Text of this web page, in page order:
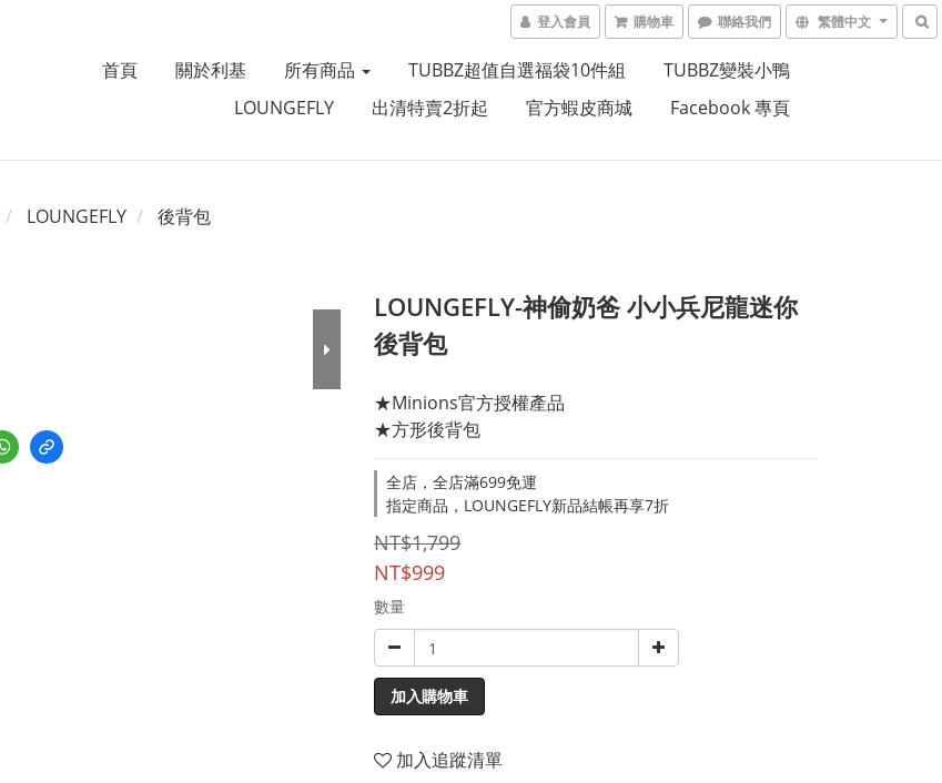
登入會員 購物車 聯絡我們 繁體中文
首頁 關於利基 所有商品 TUBBZ超值自選福袋10件組
TUBBZ變裝小鴨
LOUNGEFLY
出清特賣2折起 官方蝦皮商城 Facebook 專頁
LOUNGEFLY 後背包
LOUNGEFLY-神偷奶爸 小小兵尼龍迷你
後背包
★Minions官方授權產品
★方形後背包
全店，全店滿699免運
指定商品，LOUNGEFLY新品結帳再享7折
NT$1,799
NT$999
數量
加入購物車
加入追蹤清單